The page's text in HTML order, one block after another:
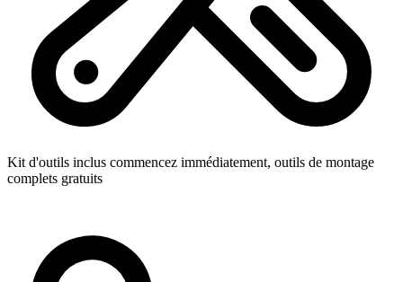
Kit d'outils inclus commencez immédiatement, outils de montage
complets gratuits